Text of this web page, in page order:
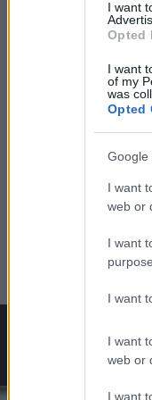
I want
Opted
I want
of my
was
Opted
Google
I want
web or
I want
I want
I want
web or
I want